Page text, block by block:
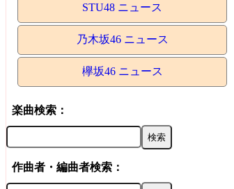
STU48 ニュース
乃木坂46 ニュース
欅坂46 ニュース
楽曲検索：
作曲者・編曲者検索：